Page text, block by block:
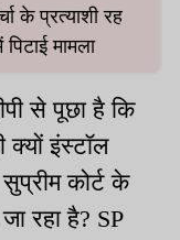
के प्रत्याशी रह
मामला
से पूछा है कि
क्यों इंस्टॉल
कोर्ट के
रहा है? SP